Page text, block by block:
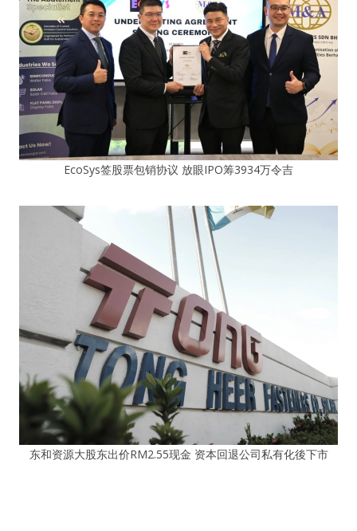
EcoSys签股票包销协议 放眼IPO筹3934万令吉
东和资源大股东出价RM2.55现金 资本回退公司私有化後下市